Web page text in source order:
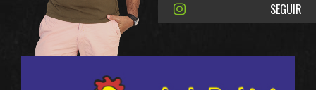
SEGUIR